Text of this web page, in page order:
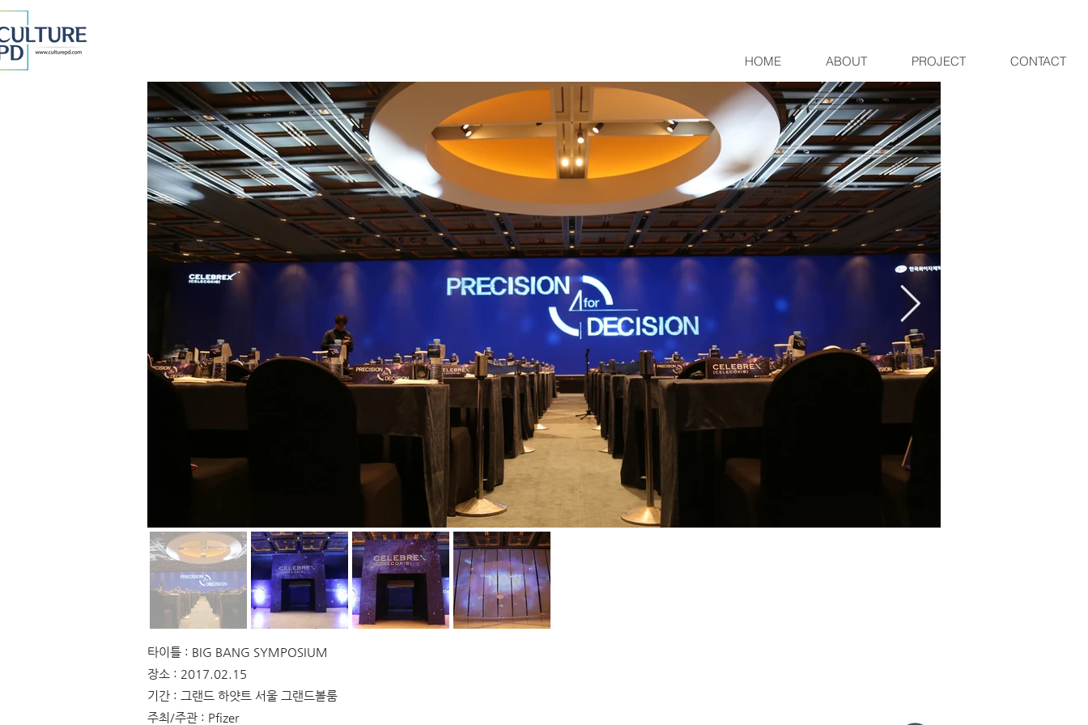
HOME ABOUT PROJECT CONTACT
타이틀 : BIG BANG SYMPOSIUM
장소 : 2017.02.15
기간 : 그랜드 하얏트 서울 그랜드볼룸
주최/주관 : Pfizer